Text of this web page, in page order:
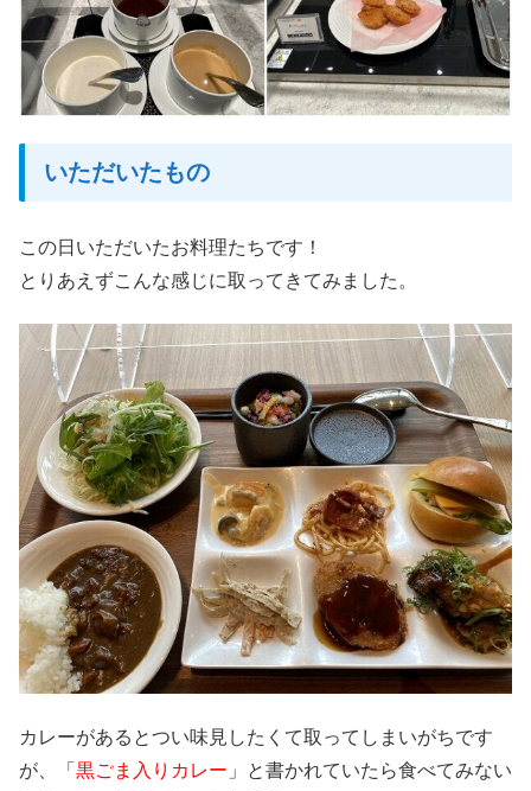
いただいたもの
この日いただいたお料理たちです！
とりあえずこんな感じに取ってきてみました。
カレーがあるとつい味見したくて取ってしまいがちです
が、「 黒ごま入りカレー 」と書かれていたら食べてみない